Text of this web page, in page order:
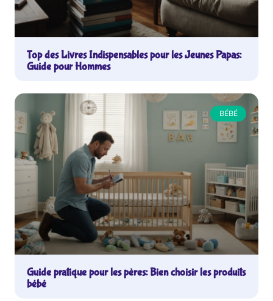
Top des Livres Indispensables pour les Jeunes Papas:
Guide pour Hommes
BÉBÉ
Guide pratique pour les pères: Bien choisir les produits
bébé